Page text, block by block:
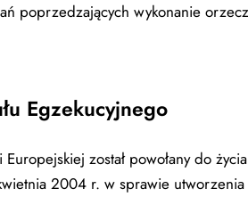
poprzedzających wykonanie
Egzekucyjnego
został powołany do
2004 r. w sprawie utworzenia